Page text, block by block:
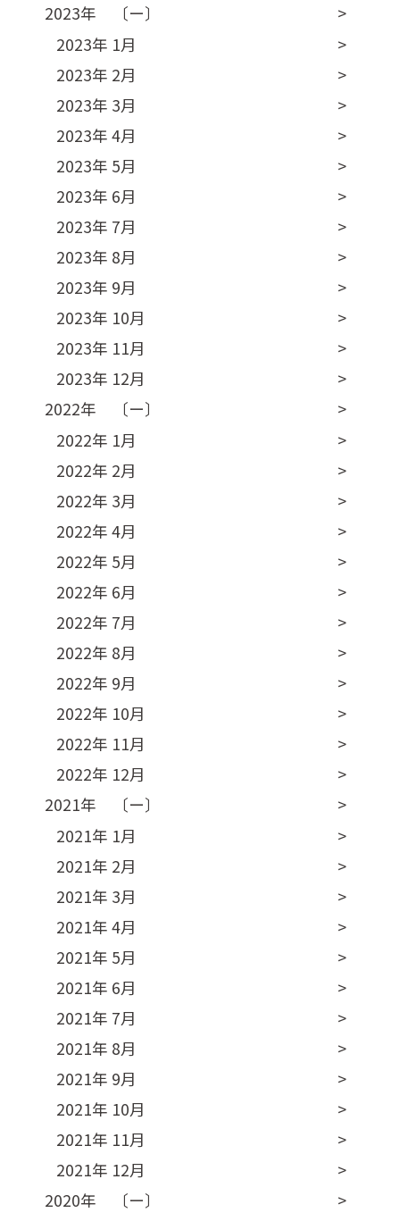
2023年 〔ー〕
2023年 1月
2023年 2月
2023年 3月
2023年 4月
2023年 5月
2023年 6月
2023年 7月
2023年 8月
2023年 9月
2023年 10月
2023年 11月
2023年 12月
2022年 〔ー〕
2022年 1月
2022年 2月
2022年 3月
2022年 4月
2022年 5月
2022年 6月
2022年 7月
2022年 8月
2022年 9月
2022年 10月
2022年 11月
2022年 12月
2021年 〔ー〕
2021年 1月
2021年 2月
2021年 3月
2021年 4月
2021年 5月
2021年 6月
2021年 7月
2021年 8月
2021年 9月
2021年 10月
2021年 11月
2021年 12月
2020年 〔ー〕